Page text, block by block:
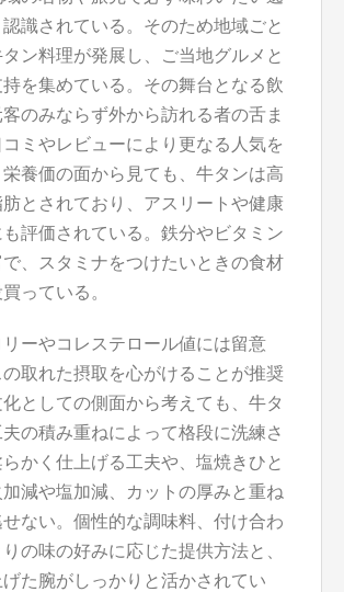
識されている。そのため地域ごと
ン料理が発展し、ご当地グルメと
持を集めている。その舞台となる飲
のみならず外から訪れる者の舌ま
ミやレビューにより更なる人気を
養価の面から見ても、牛タンは高
とされており、アスリートや健康
評価されている。鉄分やビタミン
で、スタミナをつけたいときの食材
っている。
ーやコレステロール値には留意
の取れた摂取を心がけることが推奨
としての側面から考えても、牛タ
の積み重ねによって格段に洗練さ
かく仕上げる工夫や、塩焼きひと
減や塩加減、カットの厚みと重ね
ない。個性的な調味料、付け合わ
の味の好みに応じた提供方法と、
た腕がしっかりと活かされてい